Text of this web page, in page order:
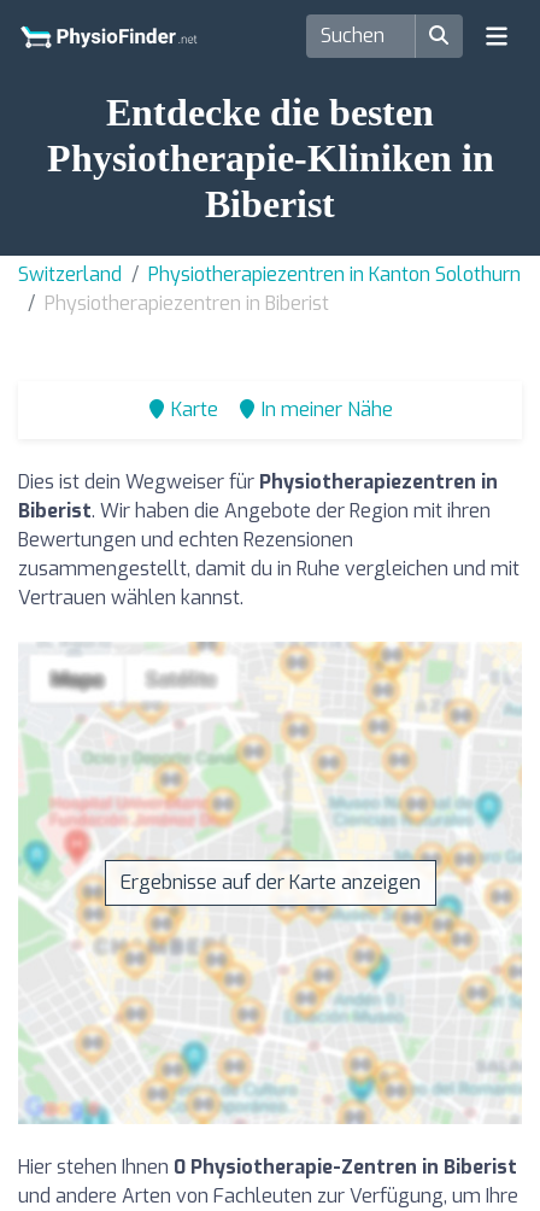
Entdecke die besten
Physiotherapie-Kliniken in
Biberist
Switzerland
Physiotherapiezentren in Kanton Solothurn
Physiotherapiezentren in Biberist
Karte In meiner Nähe
Dies ist dein Wegweiser für Physiotherapiezentren in
Biberist. Wir haben die Angebote der Region mit ihren
Bewertungen und echten Rezensionen
zusammengestellt, damit du in Ruhe vergleichen und mit
Vertrauen wählen kannst.
Ergebnisse auf der Karte anzeigen
Hier stehen Ihnen 0 Physiotherapie-Zentren in Biberist
und andere Arten von Fachleuten zur Verfügung, um Ihre